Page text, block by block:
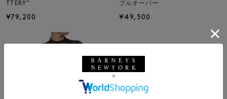
TTERY“
¥79,200
プルオーバー
¥49,500